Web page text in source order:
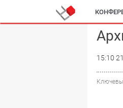
15:10